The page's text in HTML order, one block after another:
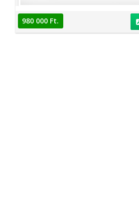
980 000 Ft.